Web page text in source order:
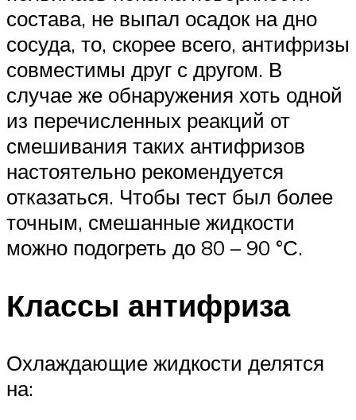
состава, не выпал осадок на дно
сосуда, то, скорее всего, антифризы
совместимы друг с другом. В
случае же обнаружения хоть одной
из перечисленных реакций от
смешивания таких антифризов
настоятельно рекомендуется
отказаться. Чтобы тест был более
точным, смешанные жидкости
можно подогреть до 80 – 90 °С.
Классы антифриза
Охлаждающие жидкости делятся
на: